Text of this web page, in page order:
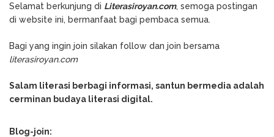
Selamat berkunjung di Literasiroyan.com, semoga postingan
di website ini, bermanfaat bagi pembaca semua.
Bagi yang ingin join silakan follow dan join bersama
literasiroyan.com
Salam literasi berbagi informasi, santun bermedia adalah
cerminan budaya literasi digital.
Blog-join: